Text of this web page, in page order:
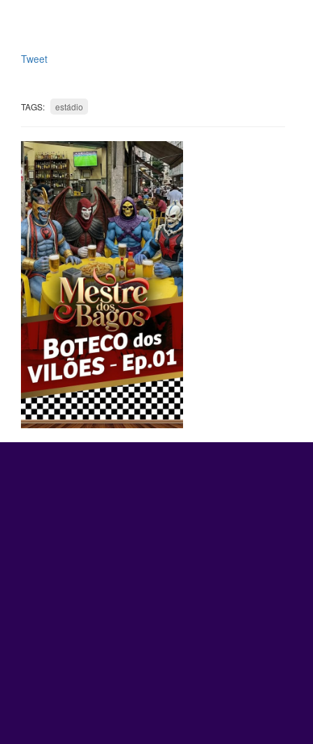
Tweet
TAGS: estádio